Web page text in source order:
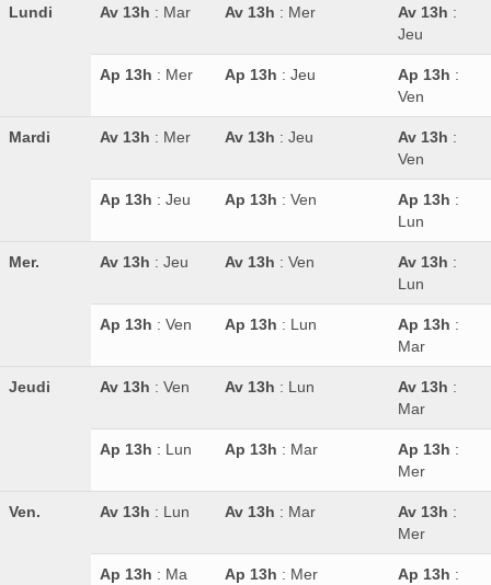
Lundi Av 13h : Mar Av 13h : Mer Av 13h :
Jeu
Ap 13h : Mer Ap 13h : Jeu Ap 13h :
Ven
Mardi Av 13h : Mer Av 13h : Jeu Av 13h :
Ven
Ap 13h : Jeu Ap 13h : Ven Ap 13h :
Lun
Mer. Av 13h : Jeu Av 13h : Ven Av 13h :
Lun
Ap 13h : Ven Ap 13h : Lun Ap 13h :
Mar
Jeudi Av 13h : Ven Av 13h : Lun Av 13h :
Mar
Ap 13h : Lun Ap 13h : Mar Ap 13h :
Mer
Ven. Av 13h : Lun Av 13h : Mar Av 13h :
Mer
Ap 13h : Ma Ap 13h : Mer Ap 13h :